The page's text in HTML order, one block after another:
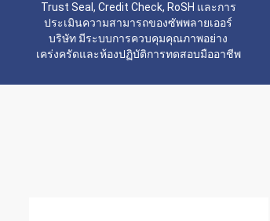
Trust Seal, Credit Check, RoSH และการ
ประเมินความสามารถของซัพพลายเออร์
บริษัท มีระบบการควบคุมคุณภาพอย่าง
เคร่งครัดและห้องปฏิบัติการทดสอบมืออาชีพ